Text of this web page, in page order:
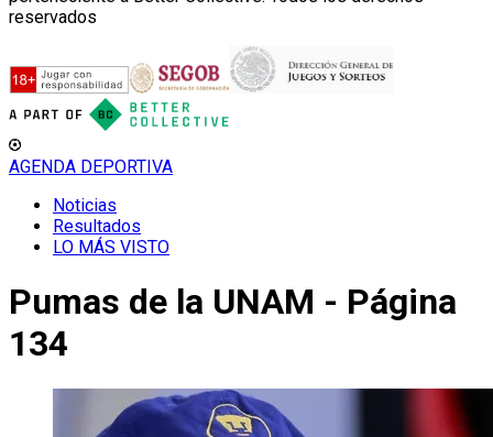
reservados
AGENDA DEPORTIVA
Noticias
Resultados
LO MÁS VISTO
Pumas de la UNAM - Página
134